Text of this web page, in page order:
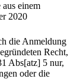
einem
2020
die Anmeldung
Recht,
Abs[atz] 5 nur,
oder die